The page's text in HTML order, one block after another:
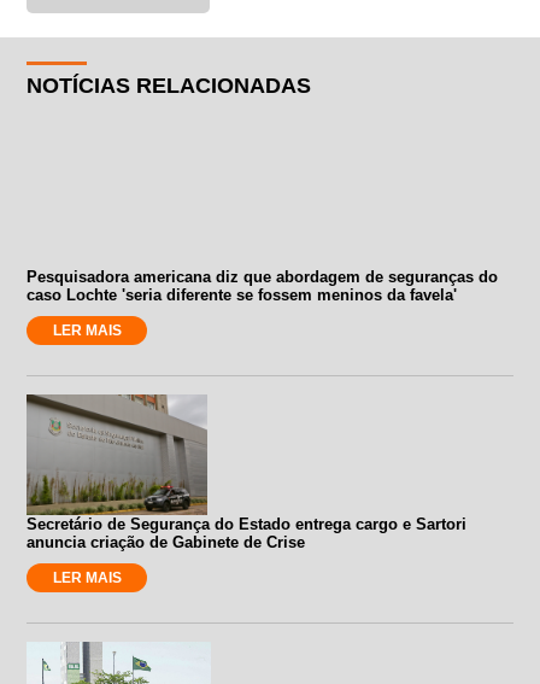
NOTÍCIAS RELACIONADAS
Pesquisadora americana diz que abordagem de seguranças do
caso Lochte 'seria diferente se fossem meninos da favela'
LER MAIS
Secretário de Segurança do Estado entrega cargo e Sartori
anuncia criação de Gabinete de Crise
LER MAIS